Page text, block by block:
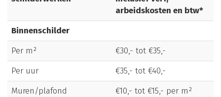
arbeidskosten en btw*
Binnenschilder
Per m²
€30,- tot €35,-
Per uur
€35,- tot €40,-
Muren/plafond
€10,- tot €15,- per m²